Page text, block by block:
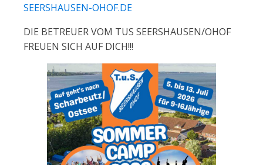
SEERSHAUSEN-OHOF.DE
DIE BETREUER VOM TUS SEERSHAUSEN/OHOF
FREUEN SICH AUF DICH!!!